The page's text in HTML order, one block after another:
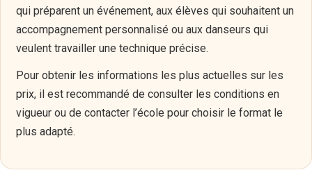
qui préparent un événement, aux élèves qui souhaitent un
accompagnement personnalisé ou aux danseurs qui
veulent travailler une technique précise.
Pour obtenir les informations les plus actuelles sur les
prix, il est recommandé de consulter les conditions en
vigueur ou de contacter l’école pour choisir le format le
plus adapté.